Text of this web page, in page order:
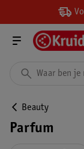
Beauty
Parfum